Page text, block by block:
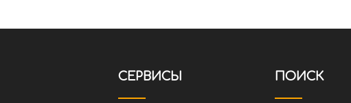
СЕРВИСЫ ПОИСК